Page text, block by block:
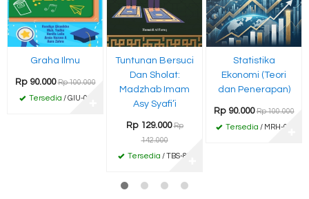
Graha Ilmu
Rp 90.000 Rp 100.000
Tersedia / GIU-03
Tuntunan Bersuci
Dan Sholat:
Madzhab Imam
Asy Syafi’i
Rp 129.000 Rp
142.000
Tersedia / TBS-88
Statistika
Ekonomi (Teori
dan Penerapan)
Rp 90.000 Rp 100.000
Tersedia / MRH-04